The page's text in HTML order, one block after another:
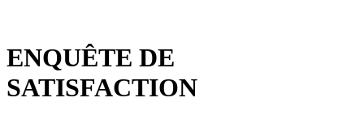
ENQUÊTE DE
SATISFACTION